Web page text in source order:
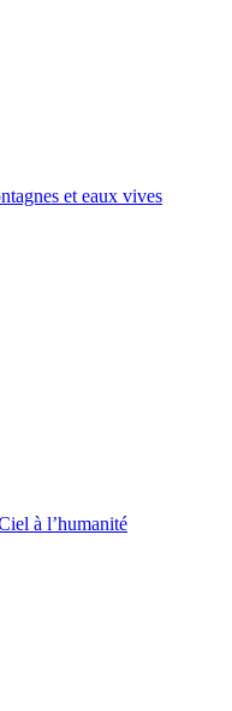
et eaux vives
à l’humanité